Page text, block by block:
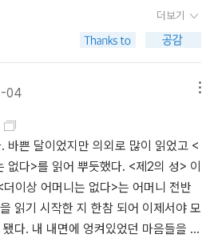
여성의 몸을 침략하다베티 릭스는 아
끔찍한 고난에 대해 “나는 돌 벽에 막
선택의 여지가 없다”는 결론을 내렸
몸에 멍이 들고 실의에 빠지더라도 여
럽게 벽과 맞섰다. - 657, 에필로그2
, 1. 원서읽기(함달달) 책 1. 여성주의
범죄심리) 구간 책1. 과학 책 1. 소설 이
이 갑자기 들어간 이유는, 우연히 <문
었는데 그동안 과학을 너무 멀리했다
서 입니다. 이 반짝 솟구친 열정을 지금
식 꺼져 버릴까봐요. ㅋㅋ + 다락방님
월 책 읽어보고 싶고, 3월 책은.. 일단
보고 결정해야 할 것 같습니다 ㅋ 일단
2권은 절반만) 2024년, 서
기원합니다^^
가라 앞으로 계속 지켜보고 싶다. 며칠
새삼 이런 책을 읽었었나 싶다. 그래서
좀더 빨리 했으면 좋았을텐데)이제는 2
반페미니스트 이데올로그들의 주장을
서늘한 유머 감각이다. “페미니스트
는 세간의 편견과 달리, 팔루디의 서술
리게 한다. 책을 읽다 보면 고도로 직
니즘을 둘러싼 현실을 포착하고 설명
.-한국어판 해제 중에서] 책을 읽으며
거린 적이 여러 번 있었다.내가 백래시
년에 출간된 조남주의 소설 『82년생
로 제작한 영화를 보고 나서이다. 이 소
은 다 제외하고(페미니즘이든, 백래시
것은 “나보다 훨씬 나이가 어린 김지영
륙에서 찾아라>위험한 백과사전은
가 뒤에 무서운 게 나와서 -_-;; 궁금함
결국 책을 치워달라고 요청, 사무실
읽지 마셔요.. <따끈따끈 찐만두씨>
째 재미없다고 함 =_=<최재천의 동
중에 아이가 가장 좋아한다. 이 시리즈
복작복작 서울에 사는 동물들>은<왠
낌이 비슷한데, 우리나라 사람이 도시
것이다. 동물도감류 좋아하는 아이라
더보기
04
없다>를 읽어 뿌듯했다. <제2의 성> 이
이상 어머니는 없다>는 어머니 전반
읽기 시작한 지 한참 되어 이제서야 모
다. 내 내면에 엉켜있었던 마음들을 들